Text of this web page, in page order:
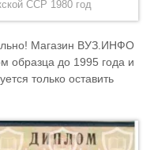
ССР 1980 год
Магазин ВУЗ.ИНФО
образца до 1995 года и
только оставить